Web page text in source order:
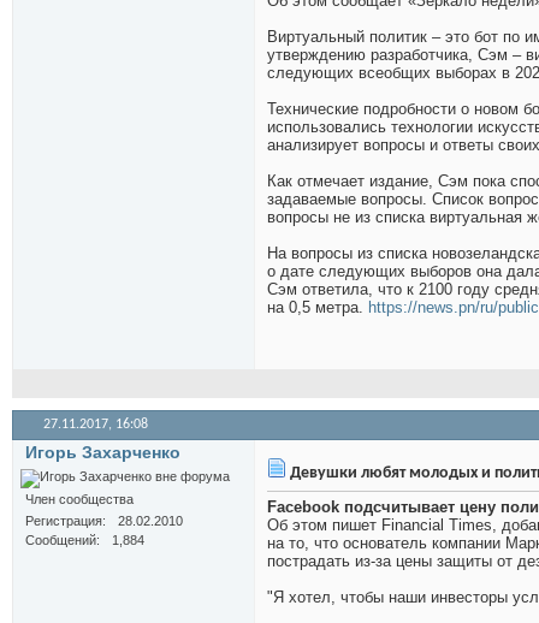
Виртуальный политик – это бот по
утверждению разработчика, Сэм –
следующих всеобщих выборах в
Технические подробности о новом
использовались технологии
анализирует вопросы и ответы
Как отмечает издание, Сэм пока
задаваемые вопросы. Список
вопросы не из списка виртуальная
На вопросы из списка
о дате следующих выборов она
Сэм ответила, что к 2100 году
на 0,5 метра. https://news.pn/ru/
27.11.2017, 16:08
Игорь Захарченко
Член сообщества
Регистрация
28.02.2010
Сообщений
1,884
Девушки любят молодых и
Facebook подсчитывает цену
Об этом пишет Financial Times,
на то, что основатель компании
пострадать из-за цены защиты от
"Я хотел, чтобы наши инвесторы